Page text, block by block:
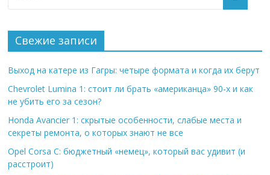
Свежие записи
Выход на катере из Гагры: четыре формата и когда их берут
Chevrolet Lumina 1: стоит ли брать «американца» 90-х и как
не убить его за сезон?
Honda Avancier 1: скрытые особенности, слабые места и
секреты ремонта, о которых знают не все
Opel Corsa C: бюджетный «немец», который вас удивит (и
расстроит)